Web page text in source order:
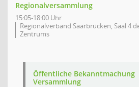
Regionalversammlung
15:05-18:00 Uhr
Regionalverband Saarbrücken, Saal 4
Zentrums
Öffentliche Bekanntmachung
Versammlung